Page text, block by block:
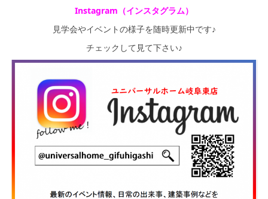
Instagram（インスタグラム）
見学会やイベントの様子を随時更新中です♪
チェックして見て下さい♪